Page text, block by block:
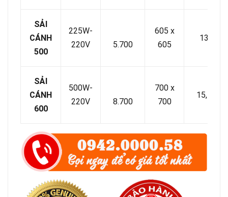
SẢI
CÁNH
500
225W-
220V
5.700
605 x
605
13
SẢI
CÁNH
600
500W-
220V
8.700
700 x
700
15,7